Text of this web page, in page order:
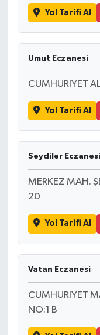
Yol Tarifi Al
Umut Eczanesi
CUMHURIYET
Yol Tarifi Al
Seydiler Eczanesi
MERKEZ MAH.
20
Yol Tarifi Al
Vatan Eczanesi
CUMHURIYET
NO:1 B